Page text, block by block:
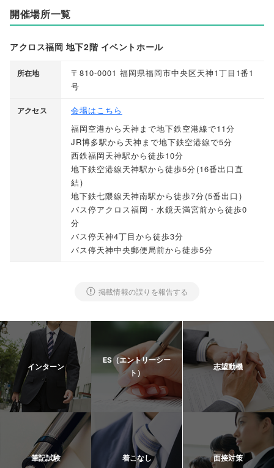
開催場所一覧
アクロス福岡 地下2階 イベントホール
所在地
〒810-0001 福岡県福岡市中央区天神1丁目1番1
号
アクセス
会場はこちら
福岡空港から天神まで地下鉄空港線で11分
JR博多駅から天神まで地下鉄空港線で5分
西鉄福岡天神駅から徒歩10分
地下鉄空港線天神駅から徒歩5分 (16番出口直
結)
地下鉄七隈線天神南駅から徒歩7分 (5番出口 )
バス停アクロス福岡・水鏡天満宮前から徒歩0
分
バス停天神4丁目から徒歩3分
バス停天神中央郵便局前から徒歩5分
掲載情報の誤りを報告する
インターン
ES（エントリーシー
ト）
志望動機
筆記試験 着こなし 面接対策